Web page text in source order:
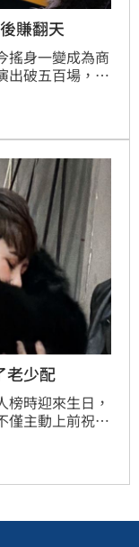
賺翻天
搖身一變成為商
出破五百場，馬
現場尖叫聲不
老少配
時迎來生日，
僅主動上前祝
溫暖。